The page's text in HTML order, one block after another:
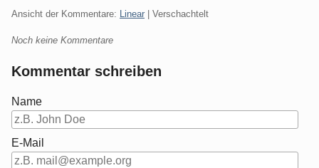
Ansicht der Kommentare: Linear | Verschachtelt
Noch keine Kommentare
Kommentar schreiben
Name
E-Mail